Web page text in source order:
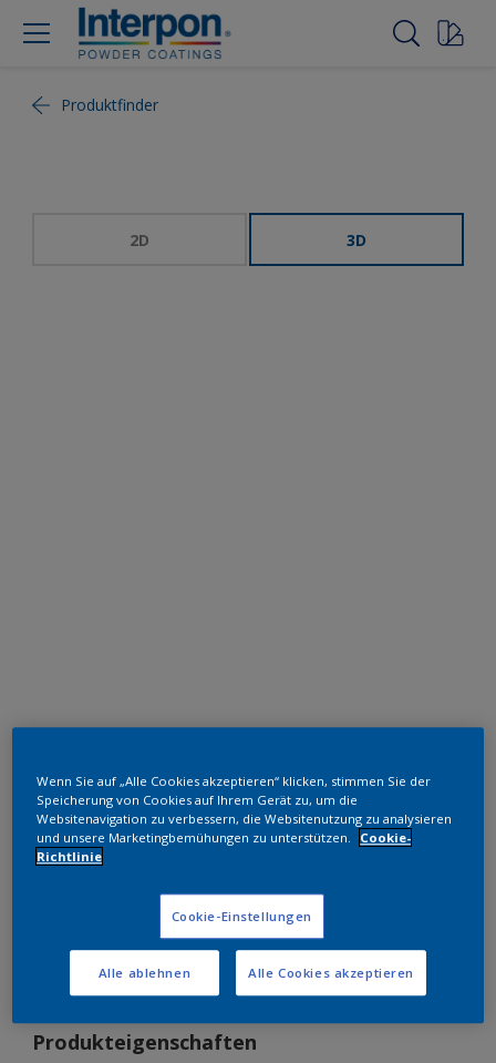
Produktfinder
2D 3D
RAL 8017
NMB17I
Muster bestellen
Bestellen Sie direkt im Webshop
Produkteigenschaften
Wenn Sie auf „Alle Cookies akzeptieren“ klicken, stimmen Sie der
Speicherung von Cookies auf Ihrem Gerät zu, um die
Websitenavigation zu verbessern, die Websitenutzung zu analysieren
und unsere Marketingbemühungen zu unterstützen.
Cookie-
Richtlinie
Cookie-Einstellungen
Alle ablehnen Alle Cookies akzeptieren